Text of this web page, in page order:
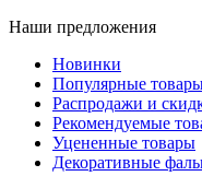
Наши предложения
Новинки
Популярные
Распродажи и
Рекомендуемые
Уцененные товары
Декоративные